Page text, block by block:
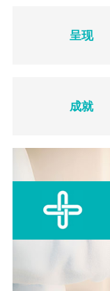
呈现
成就
成就中医药医疗发